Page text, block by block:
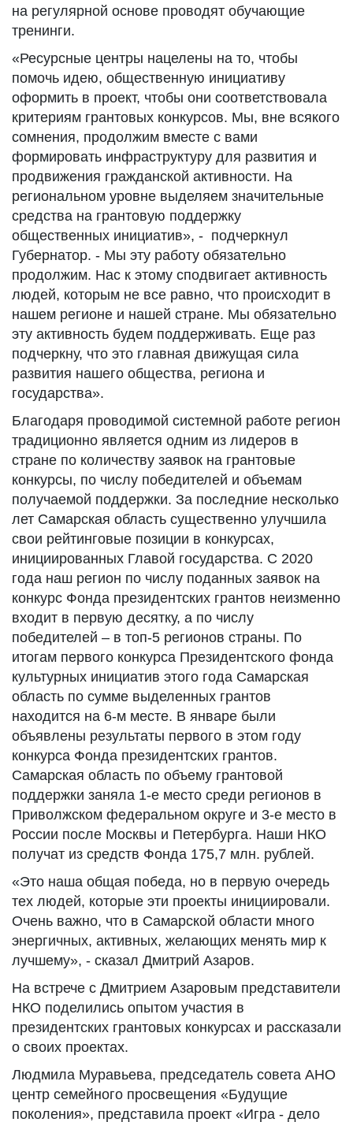
на регулярной основе проводят обучающие
тренинги.
«Ресурсные центры нацелены на то, чтобы
помочь идею, общественную инициативу
оформить в проект, чтобы они соответствовала
критериям грантовых конкурсов. Мы, вне всякого
сомнения, продолжим вместе с вами
формировать инфраструктуру для развития и
продвижения гражданской активности. На
региональном уровне выделяем значительные
средства на грантовую поддержку
общественных инициатив», - подчеркнул
Губернатор. - Мы эту работу обязательно
продолжим. Нас к этому сподвигает активность
людей, которым не все равно, что происходит в
нашем регионе и нашей стране. Мы обязательно
эту активность будем поддерживать. Еще раз
подчеркну, что это главная движущая сила
развития нашего общества, региона и
государства».
Благодаря проводимой системной работе регион
традиционно является одним из лидеров в
стране по количеству заявок на грантовые
конкурсы, по числу победителей и объемам
получаемой поддержки. За последние несколько
лет Самарская область существенно улучшила
свои рейтинговые позиции в конкурсах,
инициированных Главой государства. С 2020
года наш регион по числу поданных заявок на
конкурс Фонда президентских грантов неизменно
входит в первую десятку, а по числу
победителей – в топ-5 регионов страны. По
итогам первого конкурса Президентского фонда
культурных инициатив этого года Самарская
область по сумме выделенных грантов
находится на 6-м месте. В январе были
объявлены результаты первого в этом году
конкурса Фонда президентских грантов.
Самарская область по объему грантовой
поддержки заняла 1-е место среди регионов в
Приволжском федеральном округе и 3-е место в
России после Москвы и Петербурга. Наши НКО
получат из средств Фонда 175,7 млн. рублей.
«Это наша общая победа, но в первую очередь
тех людей, которые эти проекты инициировали.
Очень важно, что в Самарской области много
энергичных, активных, желающих менять мир к
лучшему», - сказал Дмитрий Азаров.
На встрече с Дмитрием Азаровым представители
НКО поделились опытом участия в
президентских грантовых конкурсах и рассказали
о своих проектах.
Людмила Муравьева, председатель совета АНО
центр семейного просвещения «Будущие
поколения», представила проект «Игра - дело